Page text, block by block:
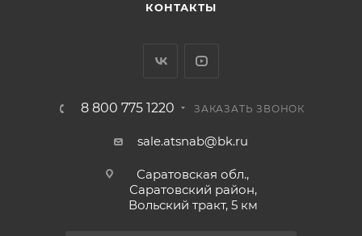
КОНТАКТЫ
8 800 775 1220 ЗАКАЗАТЬ ЗВОНОК
sale.atsnab@bk.ru
Саратовская обл.,
Саратовский район,
Вольский тракт, 5 км